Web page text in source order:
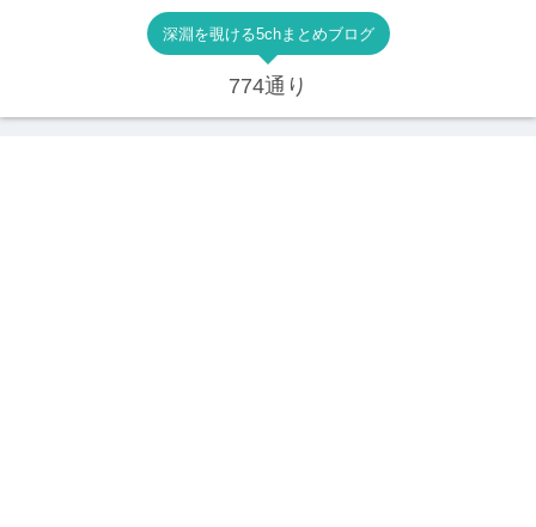
深淵を覗ける5chまとめブログ
774通り